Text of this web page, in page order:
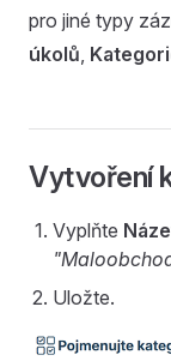
pro jiné typy
úkolů,
Vytvoření
Vyplňte
Uložte.